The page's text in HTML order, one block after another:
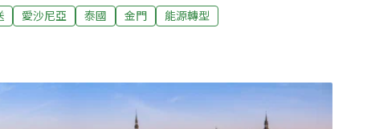
強入口處封鎖，除了野鳥學會列冊調查巡守義工，一律
望保護小燕鷗不被打擾。（自由時報報導）625萬件舊衣
改造課開放就秒殺彰化縣一年舊衣回收總量約5000公
、循環再利用，環保局今年首度開辦舊衣改造課程，沒
，首場剛開放就被秒殺。（自由時報報導）
愛沙尼亞 泰國 金門
能源轉型